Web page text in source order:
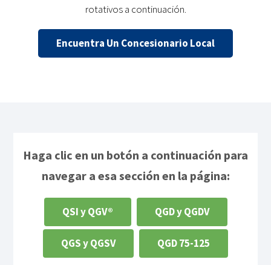
rotativos a continuación.
Encuentra Un Concesionario Local
Haga clic en un botón a continuación para
navegar a esa sección en la página:
QSI y QGV® QGD y QGDV
QGS y QGSV QGD 75-125